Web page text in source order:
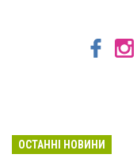
ОСТАННІ НОВИНИ